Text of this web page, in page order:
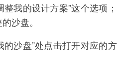
我的设计方案”这个选项；
沙盘。
沙盘”处点击打开对应的方